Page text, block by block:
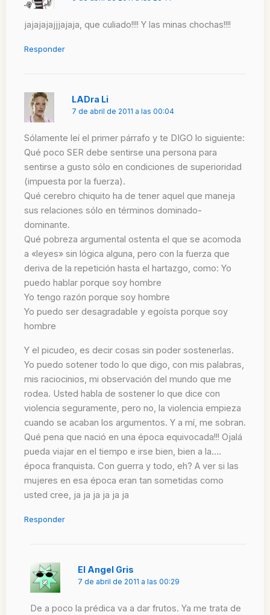
jajajajajjjajaja, que culiado!!!! Y las minas chochas!!!!
Responder
LADra Li
7 de abril de 2011 a las 00:04
Sólamente leí el primer párrafo y te DIGO lo siguiente:
Qué poco SER debe sentirse una persona para
sentirse a gusto sólo en condiciones de superioridad
(impuesta por la fuerza).
Qué cerebro chiquito ha de tener aquel que maneja
sus relaciones sólo en términos dominado-
dominante.
Qué pobreza argumental ostenta el que se acomoda
a «leyes» sin lógica alguna, pero con la fuerza que
deriva de la repetición hasta el hartazgo, como: Yo
puedo hablar porque soy hombre
Yo tengo razón porque soy hombre
Yo puedo ser desagradable y egoísta porque soy
hombre
Y el picudeo, es decir cosas sin poder sostenerlas.
Yo puedo sotener todo lo que digo, con mis palabras,
mis raciocinios, mi observación del mundo que me
rodea. Usted habla de sostener lo que dice con
violencia seguramente, pero no, la violencia empieza
cuando se acaban los argumentos. Y a mí, me sobran.
Qué pena que nació en una época equivocada!!! Ojalá
pueda viajar en el tiempo e irse bien, bien a la….
época franquista. Con guerra y todo, eh? A ver si las
mujeres en esa época eran tan sometidas como
usted cree, ja ja ja ja ja ja
Responder
El Angel Gris
7 de abril de 2011 a las 00:29
De a poco la prédica va a dar frutos. Ya me trata de